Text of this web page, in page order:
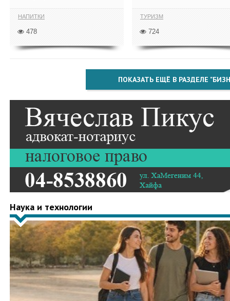
НАПИТКИ
478
ТУРИЗМ
724
ПОКАЗАТЬ ЕЩЁ В РАЗДЕЛЕ
Наука и технологии